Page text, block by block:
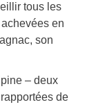
tous les
en
son
– deux
de